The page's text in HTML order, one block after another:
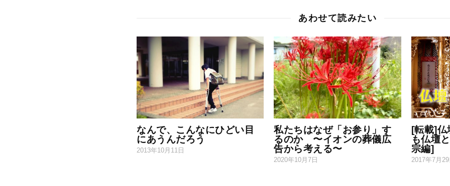
あわせて読みたい
なんで、こんなにひどい目
にあうんだろう
2013年10月11日
私たちはなぜ「お参り」す
るのか 〜イオンの葬儀広
告から考える〜
2020年10月7日
[転載]
も仏壇
宗編]
2017年7月29